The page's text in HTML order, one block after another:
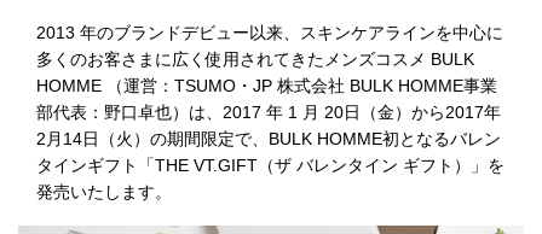
2013 年のブランドデビュー以来、スキンケアラインを中心に
多くのお客さまに広く使用されてきたメンズコスメ BULK
HOMME （運営：TSUMO・JP 株式会社 BULK HOMME事業
部代表：野口卓也）は、2017 年 1 月 20日（金）から2017年
2月14日（火）の期間限定で、BULK HOMME初となるバレン
タインギフト「THE VT.GIFT（ザ バレンタイン ギフト）」を
発売いたします。